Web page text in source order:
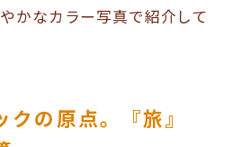
かなカラー写真で紹介して
の原点。『旅』